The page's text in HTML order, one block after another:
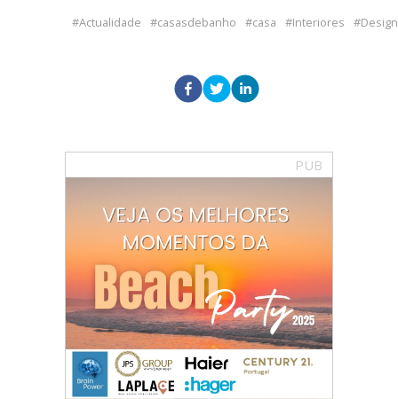
Actualidade casasdebanho casa Interiores Design
PUB